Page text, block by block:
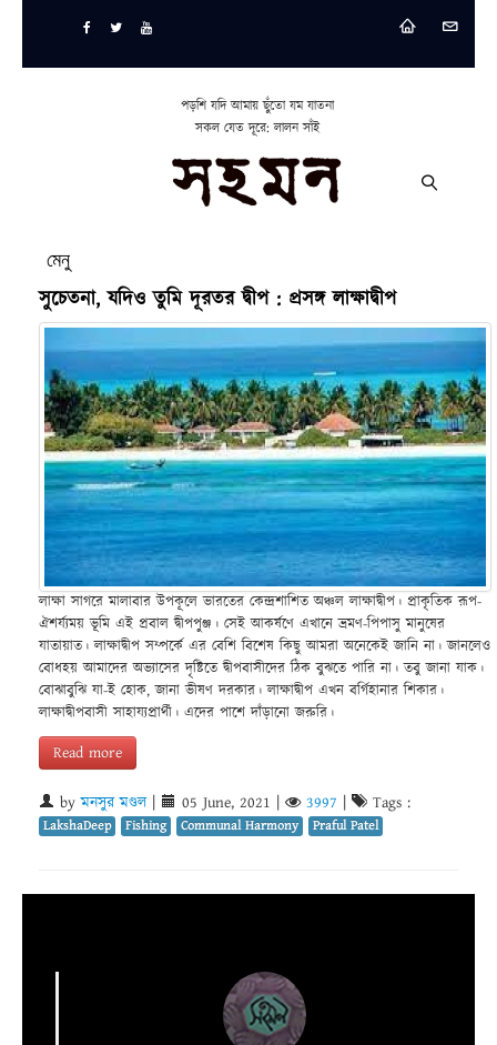
পড়শি যদি আমায় ছুঁতো যম যাতনা
সকল যেত দূরে: লালন সাঁই
মেনু
সুচেতনা, যদিও তুমি দূরতর দ্বীপ : প্রসঙ্গ লাক্ষাদ্বীপ
লাক্ষা সাগরে মালাবার উপকূলে ভারতের কেন্দ্রশাশিত অঞ্চল লাক্ষাদ্বীপ। প্রাকৃতিক রূপ-
ঐশর্য্যময় ভূমি এই প্রবাল দ্বীপপুঞ্জ। সেই আকর্ষণে এখানে ভ্রমণ-পিপাসু মানুষের
যাতায়াত। লাক্ষাদ্বীপ সম্পর্কে এর বেশি বিশেষ কিছু আমরা অনেকেই জানি না। জানলেও
বোধহয় আমাদের অভ্যাসের দৃষ্টিতে দ্বীপবাসীদের ঠিক বুঝতে পারি না। তবু জানা যাক।
বোঝাবুঝি যা-ই হোক, জানা ভীষণ দরকার। লাক্ষাদ্বীপ এখন বর্গিহানার শিকার।
লাক্ষাদ্বীপবাসী সাহায্যপ্রার্থী। এদের পাশে দাঁড়ানো জরুরি।
Read more
byমনসুর মণ্ডল| 05 June, 2021 3997 Tags :
LakshaDeep Fishing Communal Harmony Praful Patel